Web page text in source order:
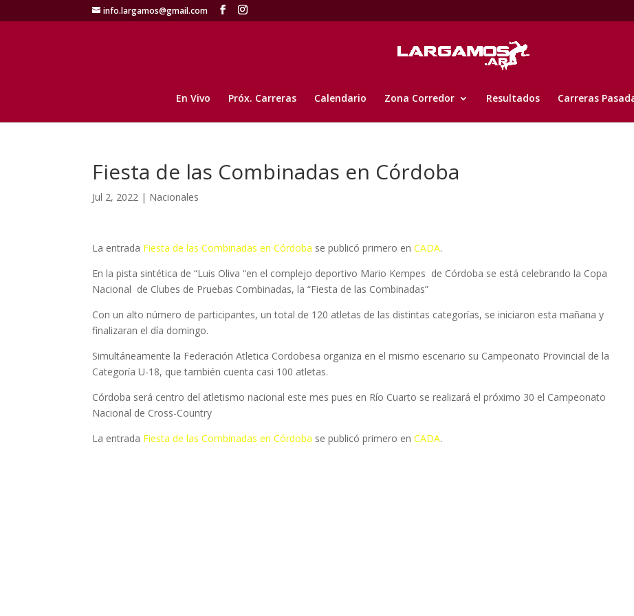
info.largamos@gmail.com
En Vivo Próx. Carreras Calendario Zona Corredor Resultados Carreras
Fiesta de las Combinadas en Córdoba
Jul 2, 2022 | Nacionales
La entrada Fiesta de las Combinadas en Córdoba se publicó primero enCADA.
En la pista sintética de “Luis Oliva “en el complejo deportivo Mario Kempes de Córdoba se está celebrando la Copa
Nacional de Clubes de Pruebas Combinadas, la “Fiesta de las Combinadas”
Con un alto número de participantes, un total de 120 atletas de las distintas categorías, se iniciaron esta mañana y
finalizaran el día domingo.
Simultáneamente la Federación Atletica Cordobesa organiza en el mismo escenario su Campeonato Provincial de la
Categoría U-18, que también cuenta casi 100 atletas.
Córdoba será centro del atletismo nacional este mes pues en Río Cuarto se realizará el próximo 30 el Campeonato
Nacional de Cross-Country
La entrada Fiesta de las Combinadas en Córdoba se publicó primero enCADA.